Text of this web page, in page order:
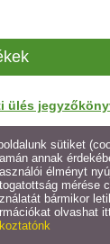
ülés
Részletek
sütiket
annak
élményt
mérése
bármikor
olvashat